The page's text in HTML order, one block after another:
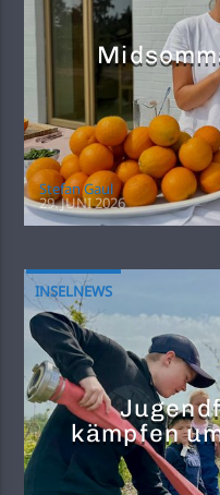
Stefan Gaul
29. JUNI 2026
INSELNEWS
kämpfen